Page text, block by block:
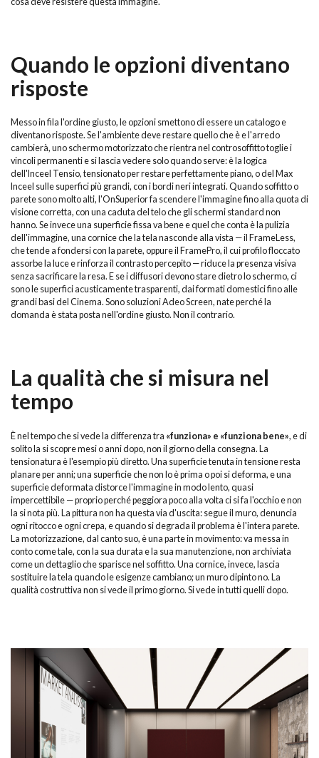
Quando le opzioni diventano
risposte
Messo in fila l'ordine giusto, le opzioni smettono di essere un catalogo e
diventano risposte. Se l'ambiente deve restare quello che è e l'arredo
cambierà, uno schermo motorizzato che rientra nel controsoffitto toglie i
vincoli permanenti e si lascia vedere solo quando serve: è la logica
dell'Inceel Tensio, tensionato per restare perfettamente piano, o del Max
Inceel sulle superfici più grandi, con i bordi neri integrati. Quando soffitto o
parete sono molto alti, l'OnSuperior fa scendere l'immagine fino alla quota di
visione corretta, con una caduta del telo che gli schermi standard non
hanno. Se invece una superficie fissa va bene e quel che conta è la pulizia
dell'immagine, una cornice che la tela nasconde alla vista — il FrameLess,
che tende a fondersi con la parete, oppure il FramePro, il cui profilo floccato
assorbe la luce e rinforza il contrasto percepito — riduce la presenza visiva
senza sacrificare la resa. E se i diffusori devono stare dietro lo schermo, ci
sono le superfici acusticamente trasparenti, dai formati domestici fino alle
grandi basi del Cinema. Sono soluzioni Adeo Screen, nate perché la
domanda è stata posta nell'ordine giusto. Non il contrario.
La qualità che si misura nel
tempo
È nel tempo che si vede la differenza tra «funziona» e «funziona bene», e di
solito la si scopre mesi o anni dopo, non il giorno della consegna. La
tensionatura è l'esempio più diretto. Una superficie tenuta in tensione resta
planare per anni; una superficie che non lo è prima o poi si deforma, e una
superficie deformata distorce l'immagine in modo lento, quasi
impercettibile — proprio perché peggiora poco alla volta ci si fa l'occhio e non
la si nota più. La pittura non ha questa via d'uscita: segue il muro, denuncia
ogni ritocco e ogni crepa, e quando si degrada il problema è l'intera parete.
La motorizzazione, dal canto suo, è una parte in movimento: va messa in
conto come tale, con la sua durata e la sua manutenzione, non archiviata
come un dettaglio che sparisce nel soffitto. Una cornice, invece, lascia
sostituire la tela quando le esigenze cambiano; un muro dipinto no. La
qualità costruttiva non si vede il primo giorno. Si vede in tutti quelli dopo.